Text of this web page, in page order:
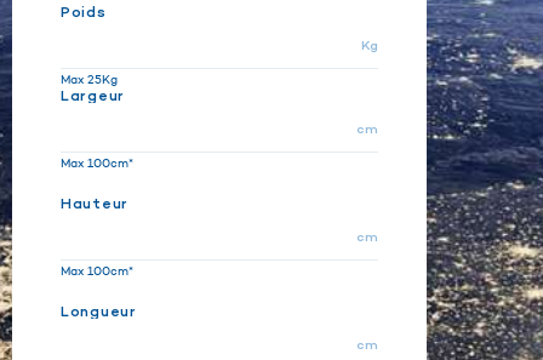
Poids
Kg
Max 25Kg
Largeur
cm
Max 100cm*
Hauteur
cm
Max 100cm*
Longueur
cm